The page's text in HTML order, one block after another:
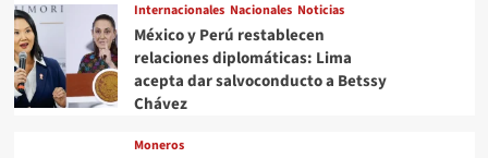
y
mil
820
nuevas
luminarias
Internacionales Nacionales Noticias
México y Perú restablecen
relaciones diplomáticas: Lima
acepta dar salvoconducto a Betssy
Chávez
Moneros